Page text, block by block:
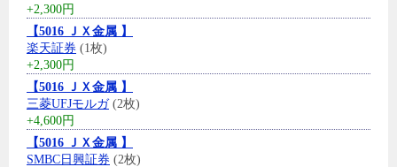
+2,300円
【5016 ＪＸ金属 】
楽天証券 (1枚)
+2,300円
【5016 ＪＸ金属 】
三菱UFJモルガ(2枚)
+4,600円
【5016 ＪＸ金属 】
SMBC日興証券 (2枚)